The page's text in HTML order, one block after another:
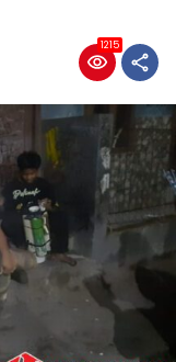
1215